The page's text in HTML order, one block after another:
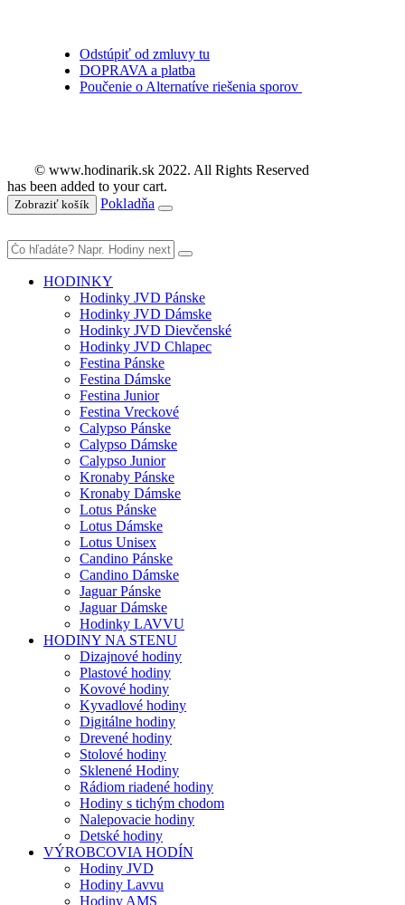
Odstúpiť od zmluvy tu
DOPRAVA a platba
Poučenie o Alternatíve riešenia sporov
© www.hodinarik.sk 2022. All Rights Reserved
has been added to your cart.
Zobraziť košík Pokladňa
HODINKY
Hodinky JVD Pánske
Hodinky JVD Dámske
Hodinky JVD Dievčenské
Hodinky JVD Chlapec
Festina Pánske
Festina Dámske
Festina Junior
Festina Vreckové
Calypso Pánske
Calypso Dámske
Calypso Junior
Kronaby Pánske
Kronaby Dámske
Lotus Pánske
Lotus Dámske
Lotus Unisex
Candino Pánske
Candino Dámske
Jaguar Pánske
Jaguar Dámske
Hodinky LAVVU
HODINY NA STENU
Dizajnové hodiny
Plastové hodiny
Kovové hodiny
Kyvadlové hodiny
Digitálne hodiny
Drevené hodiny
Stolové hodiny
Sklenené Hodiny
Rádiom riadené hodiny
Hodiny s tichým chodom
Nalepovacie hodiny
Detské hodiny
VÝROBCOVIA HODÍN
Hodiny JVD
Hodiny Lavvu
Hodiny AMS